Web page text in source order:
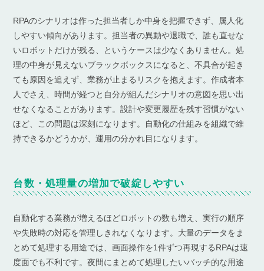
RPAのシナリオは作った担当者しか中身を把握できず、属人化
しやすい傾向があります。担当者の異動や退職で、誰も直せな
いロボットだけが残る、というケースは少なくありません。処
理の中身が見えないブラックボックスになると、不具合が起き
ても原因を追えず、業務が止まるリスクを抱えます。作成者本
人でさえ、時間が経つと自分が組んだシナリオの意図を思い出
せなくなることがあります。設計や変更履歴を残す習慣がない
ほど、この問題は深刻になります。自動化の仕組みを組織で維
持できるかどうかが、運用の分かれ目になります。
台数・処理量の増加で破綻しやすい
自動化する業務が増えるほどロボットの数も増え、実行の順序
や失敗時の対応を管理しきれなくなります。大量のデータをま
とめて処理する用途では、画面操作を1件ずつ再現するRPAは速
度面でも不利です。夜間にまとめて処理したいバッチ的な用途